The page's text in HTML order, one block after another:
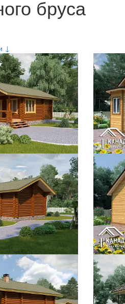
бруса
↓